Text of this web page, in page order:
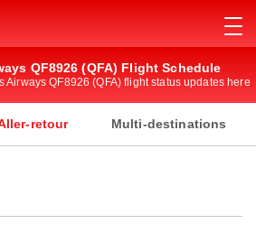
QF8926 (QFA) Flight Schedule
Airways QF8926 (QFA) flight status updates here
retour Multi-destinations